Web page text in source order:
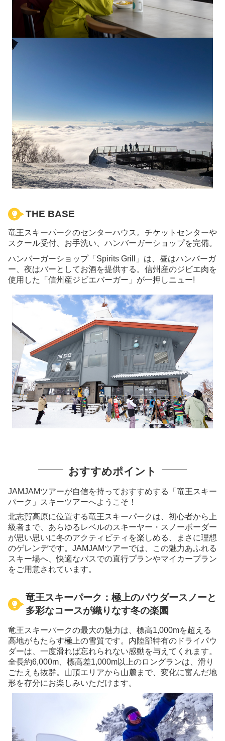
THE BASE
竜王スキーパークのセンターハウス。チケットセンターや
スクール受付、お手洗い、ハンバーガーショップを完備。
ハンバーガーショップ「Spirits Grill」は、昼はハンバーガ
ー、夜はバーとしてお酒を提供する。信州産のジビエ肉を
使用した「信州産ジビエバーガー」が一押しニュー!
おすすめポイント
JAMJAMツアーが自信を持っておすすめする「竜王スキー
パーク」スキーツアーへようこそ！
北志賀高原に位置する竜王スキーパークは、初⼼者から上
級者まで、あらゆるレベルのスキーヤー・スノーボーダー
が思い思いに冬のアクティビティを楽しめる、まさに理想
のゲレンデです。JAMJAMツアーでは、この魅力あふれる
スキー場へ、快適なバスでの直行プランやマイカープラン
をご用意されています。
竜王スキーパーク：極上のパウダースノーと
多彩なコースが織りなす冬の楽園
竜王スキーパークの最大の魅力は、標高1,000mを超える
高地がもたらす極上の雪質です。内陸部特有のドライパウ
ダーは、一度滑れば忘れられない感動を与えてくれます。
全長約6,000m、標高差1,000m以上のロングランは、滑り
ごたえも抜群。山頂エリアから山麓まで、変化に富んだ地
形を存分にお楽しみいただけます。